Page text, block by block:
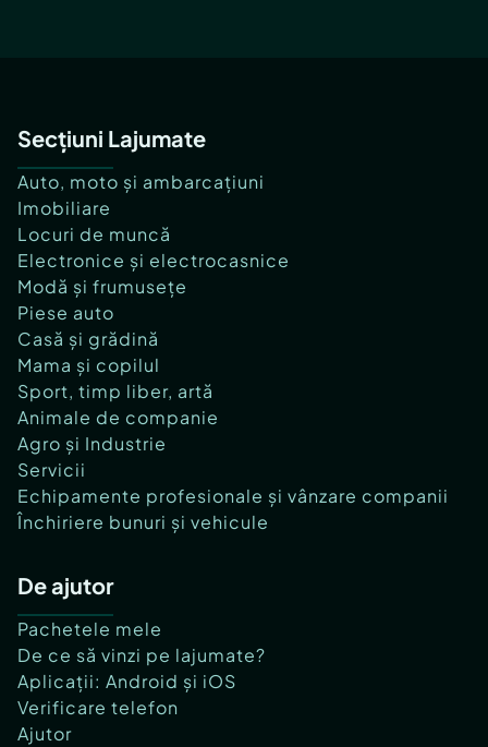
Secțiuni Lajumate
Auto, moto și ambarcațiuni
Imobiliare
Locuri de muncă
Electronice și electrocasnice
Modă și frumusețe
Piese auto
Casă și grădină
Mama și copilul
Sport, timp liber, artă
Animale de companie
Agro și Industrie
Servicii
Echipamente profesionale și vânzare companii
Închiriere bunuri și vehicule
De ajutor
Pachetele mele
De ce să vinzi pe lajumate?
Aplicații: Android și iOS
Verificare telefon
Ajutor